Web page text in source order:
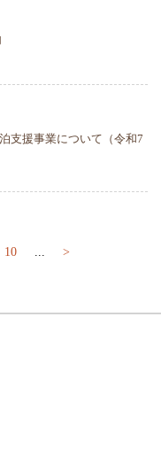
支援事業について（令和7
10 ... >